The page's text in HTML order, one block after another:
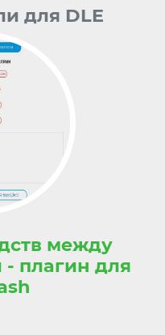
для DLE
между
- плагин для